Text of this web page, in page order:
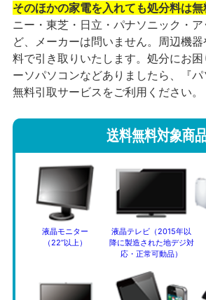
そのほかの家電を入れても処分料は
ニー・東芝・日立・パナソニック・
ど、メーカーは問いません。周辺機
料で引き取りいたします。処分にお
ーソパソコンなどありましたら、『
無料引取サービスをご利用ください。
送料無料対象商
液晶モニター
（22”以上）
液晶テレビ（2015年以
降に製造された地デジ対
応・正常可動品）